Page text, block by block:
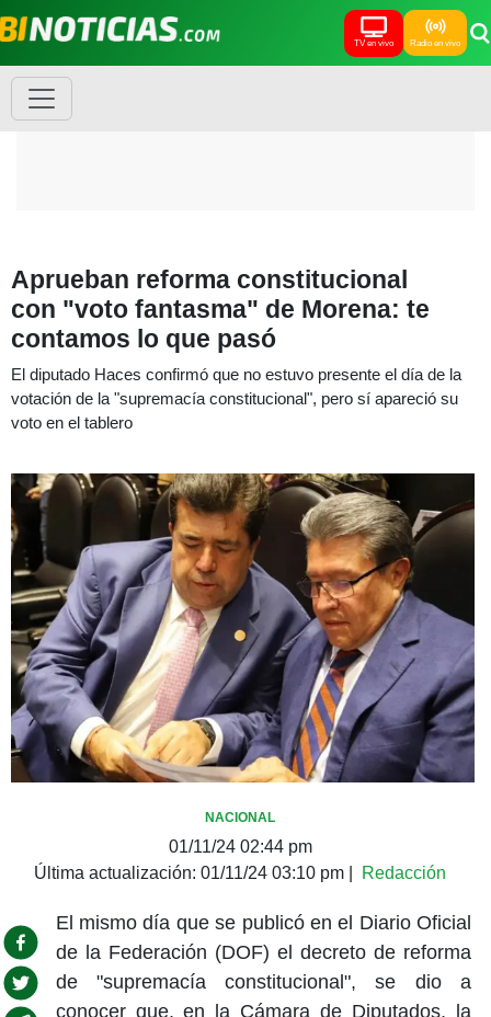
TV en vivo Radio en vivo
Aprueban reforma constitucional
con "voto fantasma" de Morena: te
contamos lo que pasó
El diputado Haces confirmó que no estuvo presente el día de la
votación de la "supremacía constitucional", pero sí apareció su
voto en el tablero
NACIONAL
01/11/24 02:44 pm
Última actualización: 01/11/24 03:10 pm Redacción
El mismo día que se publicó en el Diario Oficial
de la Federación (DOF) el decreto de reforma
de "supremacía constitucional", se dio a
conocer que, en la Cámara de Diputados, la